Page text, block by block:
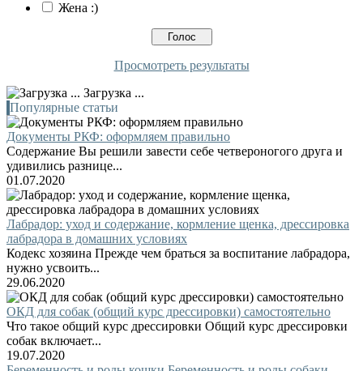
Жена :)
Просмотреть результаты
Загрузка ...
Популярные статьи
Документы РКФ: оформляем правильно
Содержание Вы решили завести себе четвероногого друга и
удивились разнице...
01.07.2020
Лабрадор: уход и содержание, кормление щенка, дрессировка
лабрадора в домашних условиях
Кодекс хозяина Прежде чем браться за воспитание лабрадора,
нужно усвоить...
29.06.2020
ОКД для собак (общий курс дрессировки) самостоятельно
Что такое общий курс дрессировки Общий курс дрессировки
собак включает...
19.07.2020